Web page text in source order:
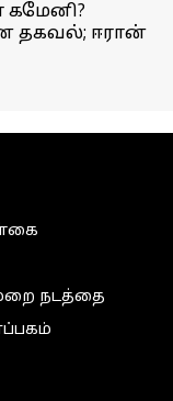
கமேனி?
தகவல்; ஈரான்
நடத்தை